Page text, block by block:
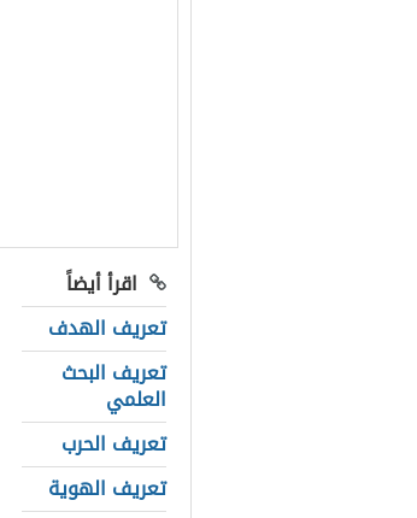
اقرأ أيضاً
تعريف الهدف
تعريف البحث
العلمي
تعريف الحرب
تعريف الهوية